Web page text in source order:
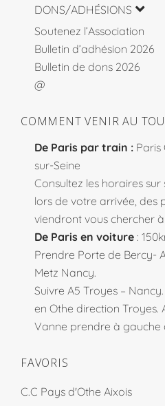
DONS/ADHÉSIONS
Soutenez l’Association
Bulletin d’adhésion 2026
Bulletin de dons 2026
@
COMMENT VENIR AU
De Paris par train : Paris
sur-Seine
Consultez les horaires sur
lors de votre arrivée, des
viendront vous chercher
De Paris en voiture :
Prendre Porte de Bercy-
Metz Nancy.
Suivre A5 Troyes –
en Othe direction Troyes.
Vanne prendre à gauche
FAVORIS
C.C Pays d'Othe Aixois